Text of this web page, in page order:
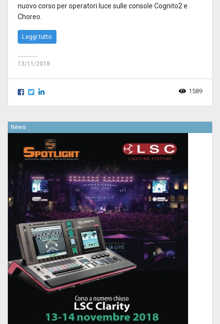
nuovo corso per operatori luce sulle console Cognito2 e
Choreo.
Leggi tutto
13/11/2018
1589
News